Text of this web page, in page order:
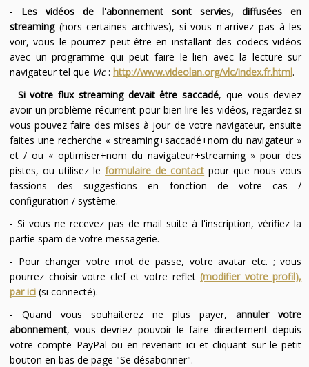
- Les vidéos de l'abonnement sont servies, diffusées en
streaming(hors certaines archives), si vous n'arrivez pas à les
voir, vous le pourrez peut-être en installant des codecs vidéos
avec un programme qui peut faire le lien avec la lecture sur
navigateur tel que Vlc: http://www.videolan.org/vlc/index.fr.html.
- Si votre flux streaming devait être saccadé, que vous deviez
avoir un problème récurrent pour bien lire les vidéos, regardez si
vous pouvez faire des mises à jour de votre navigateur, ensuite
faites une recherche « streaming+saccadé+nom du navigateur »
et / ou « optimiser+nom du navigateur+streaming » pour des
pistes, ou utilisez leformulaire de contact pour que nous vous
fassions des suggestions en fonction de votre cas /
configuration / système.
- Si vous ne recevez pas de mail suite à l'inscription, vérifiez la
partie spam de votre messagerie.
- Pour changer votre mot de passe, votre avatar etc. ; vous
pourrez choisir votre clef et votre reflet(modifier votre profil),
par ici(si connecté).
- Quand vous souhaiterez ne plus payer,annuler votre
abonnement, vous devriez pouvoir le faire directement depuis
votre compte PayPal ou en revenant ici et cliquant sur le petit
bouton en bas de page "Se désabonner".